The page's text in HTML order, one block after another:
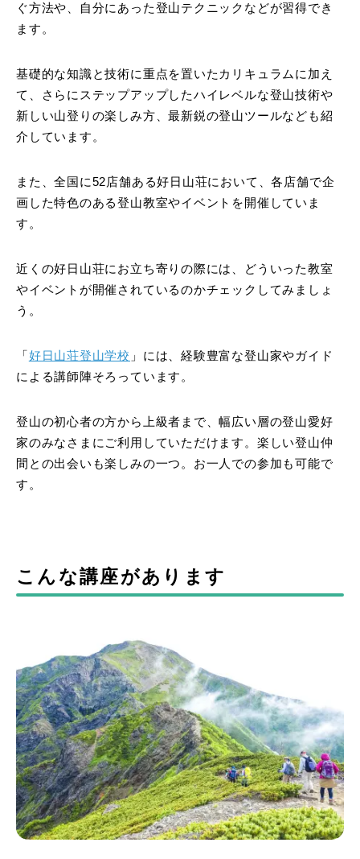
ぐ方法や、自分にあった登山テクニックなどが習得でき
ます。
基礎的な知識と技術に重点を置いたカリキュラムに加え
て、さらにステップアップしたハイレベルな登山技術や
新しい山登りの楽しみ方、最新鋭の登山ツールなども紹
介しています。
また、全国に52店舗ある好日山荘において、各店舗で企
画した特色のある登山教室やイベントを開催していま
す。
近くの好日山荘にお立ち寄りの際には、どういった教室
やイベントが開催されているのかチェックしてみましょ
う。
「好日山荘登山学校 」には、経験豊富な登山家やガイド
による講師陣そろっています。
登山の初心者の方から上級者まで、幅広い層の登山愛好
家のみなさまにご利用していただけます。楽しい登山仲
間との出会いも楽しみの一つ。お一人での参加も可能で
す。
こんな講座があります